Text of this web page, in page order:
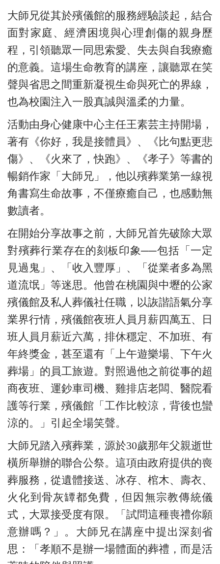
大師兄從其於殯儀館的服務經驗談起，結合
面對家庭、經濟困境與心理創傷的親身歷
程，引領聽眾一同思索愛、失去與自我療癒
的意義。這場生命教育的講座，讓聽眾在笑
聲與省思之間重新凝視生命與死亡的界線，
也為校園注入一股真誠與溫柔的力量。
活動由身心健康中心主任王素芸主持開場，
著有《你好，我是接體員》、《比句點更悲
傷》、《火來了，快跑》、《孝子》等書的
暢銷作家「大師兄」，他以殯葬業第一線視
角書寫生命故事，不僅療癒自己，也感動無
數讀者。
在開始分享故事之前，大師兄首先破除大眾
對殯葬行業存在的刻板印象──包括「一定
見過鬼」、「收入豐厚」、「從業者多為黑
道流氓」等迷思。他曾在桃園與中壢的公家
殯儀館及私人葬儀社任職，以詼諧語氣分享
業界行情，殯儀館夜班人員月薪四萬五、日
班人員月薪近六萬，排休穩定、不加班、有
年終獎金，甚至還有「上午遊樂場、下午火
葬場」的員工旅遊。對照過他之前從事的超
商夜班、運鈔車司機、雞排店老闆、醫院看
護等行業，殯儀館「工作比較涼，背後也蠻
涼的。」引起全場笑聲。
大師兄踏入殯葬業，源於30歲那年父親逝世
橫所舉辦的聯合公祭。這項由政府提供的喪
葬服務，從遺體接送、冰存、棺木、壽衣、
火化到骨灰罈都免費，但因無宗教傳統儀
式，大眾接受度有限。「試問這種喪禮你願
意辦嗎？」。大師兄在講座中提出深刻省
思：「孝順不是辦一場體面的葬禮，而是活